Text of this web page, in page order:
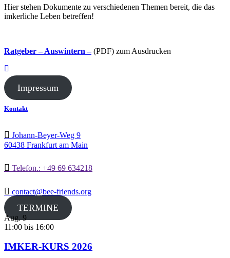
Hier stehen Dokumente zu verschiedenen Themen bereit, die das
imkerliche Leben betreffen!
Ratgeber – Auswintern – (PDF) zum Ausdrucken
Impressum
Kontakt
Johann-Beyer-Weg 9
60438 Frankfurt am Main
Telefon.: +49 69 634218
contact@bee-friends.org
TERMINE
Aug. 9
11:00 bis 16:00
IMKER-KURS 2026